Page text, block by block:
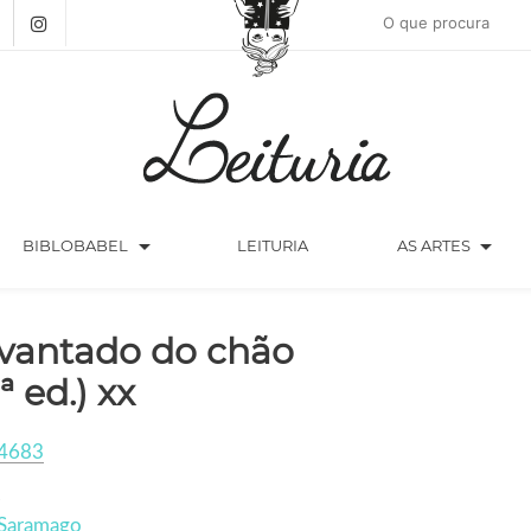
BIBLOBABEL arrow_drop_down LEITURIA AS ARTES arrow_drop_down
do chão
ed.) xx